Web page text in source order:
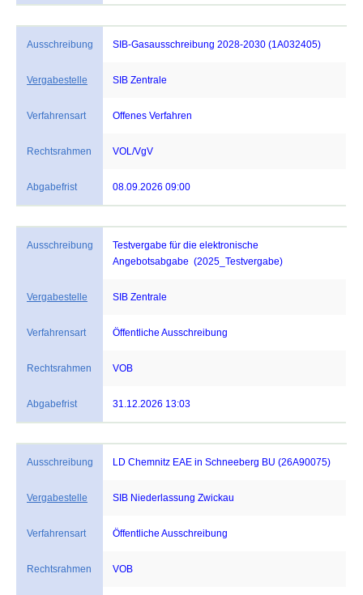
Ausschreibung SIB-Gasausschreibung 2028-2030 (1A032405)
Vergabestelle SIB Zentrale
Verfahrensart Offenes Verfahren
Rechtsrahmen VOL/VgV
Abgabefrist 08.09.2026 09:00
Ausschreibung
Testvergabe für die elektronische
Angebotsabgabe (2025_Testvergabe)
Vergabestelle SIB Zentrale
Verfahrensart Öffentliche Ausschreibung
Rechtsrahmen VOB
Abgabefrist 31.12.2026 13:03
Ausschreibung LD Chemnitz EAE in Schneeberg BU (26A90075)
Vergabestelle SIB Niederlassung Zwickau
Verfahrensart Öffentliche Ausschreibung
Rechtsrahmen VOB